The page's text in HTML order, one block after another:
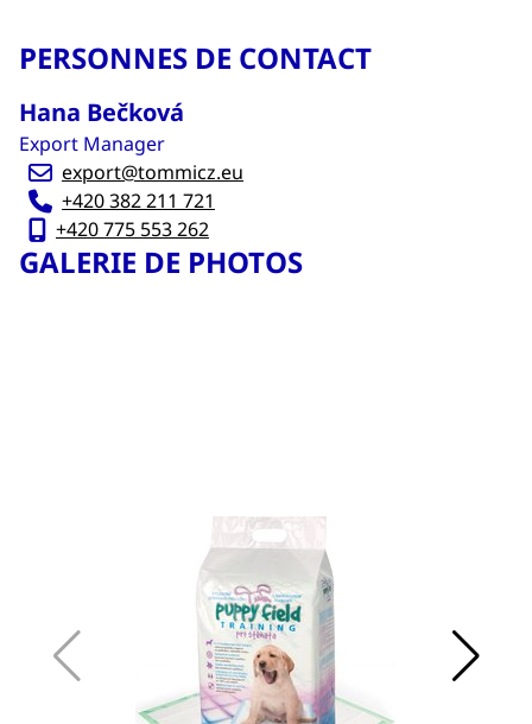
PERSONNES DE CONTACT
Hana Bečková
Export Manager
export@tommicz.eu
+420 382 211 721
+420 775 553 262
GALERIE DE PHOTOS